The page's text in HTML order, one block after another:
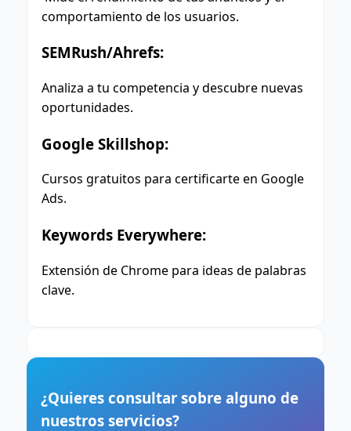
comportamiento de los usuarios.
SEMRush/Ahrefs:
Analiza a tu competencia y descubre nuevas
oportunidades.
Google Skillshop:
Cursos gratuitos para certificarte en Google
Ads.
Keywords Everywhere:
Extensión de Chrome para ideas de palabras
clave.
¿Quieres consultar sobre alguno de
nuestros servicios?